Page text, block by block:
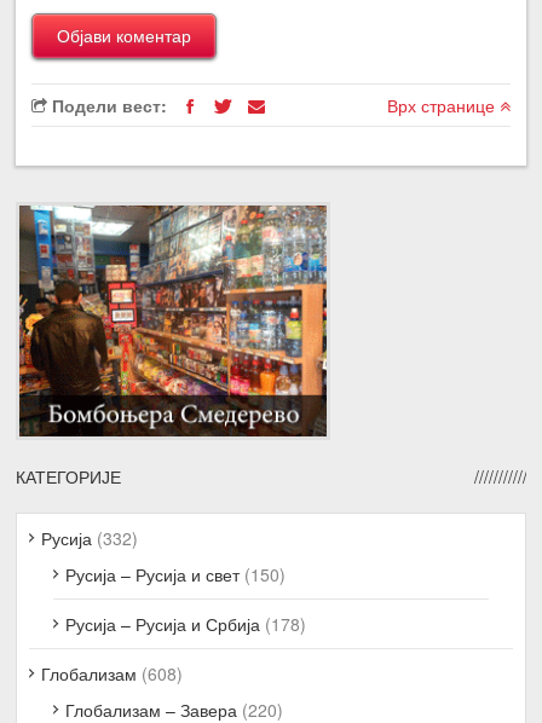
Подели вест: Врх странице
КАТЕГОРИЈЕ
Русија (332)
Русија – Русија и свет(150)
Русија – Русија и Србија (178)
Глобализам (608)
Глобализам – Завера (220)